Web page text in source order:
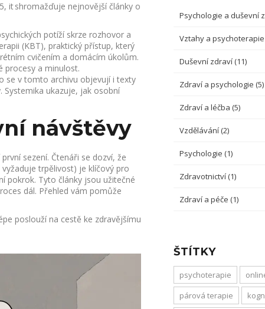
, it shromažďuje nejnovější články o
potíží skrze rozhovor a
(KBT), praktický přístup, který
cvičením a domácím úkolům.
procesy a minulost.
se v tomto archivu objevují i texty
. Systemika ukazuje, jak osobní
návštěvy
sezení. Čtenáři se dozví, že
trpělivost) je klíčový pro
pokrok. Tyto články jsou užitečné
dál. Přehled vám pomůže
poslouží na cestě ke zdravějšímu
Psychologie a duševní
Vztahy a psychoterapie
Duševní zdraví (11)
Zdraví a psychologie (5)
Zdraví a léčba (5)
Vzdělávání (2)
Psychologie (1)
Zdravotnictví (1)
Zdraví a péče (1)
ŠTÍTKY
psychoterapie
párová terapie